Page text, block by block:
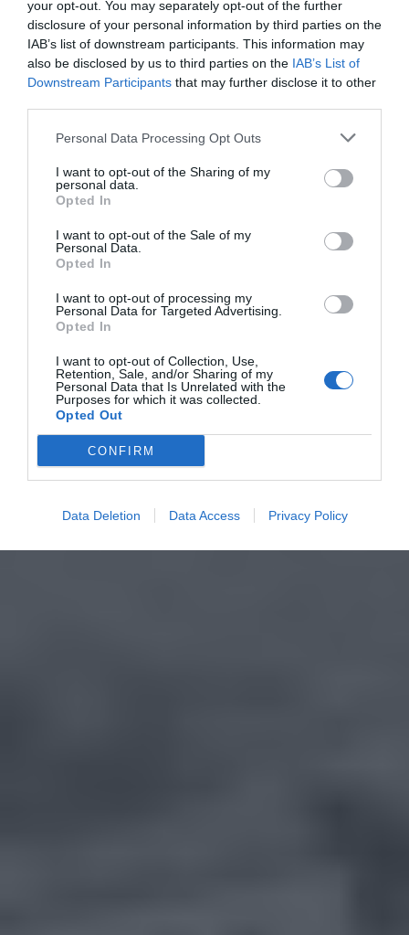
your opt-out. You may separately opt-out of the further
disclosure of your personal information by third parties on the
IAB’s list of downstream participants. This information may
also be disclosed by us to third parties on the IAB’s List of
Downstream Participants that may further disclose it to other
Personal Data Processing Opt Outs
I want to opt-out of the Sharing of my
personal data.
Opted In
I want to opt-out of the Sale of my
Personal Data.
Opted In
I want to opt-out of processing my
Personal Data for Targeted Advertising.
Opted In
I want to opt-out of Collection, Use,
Retention, Sale, and/or Sharing of my
Personal Data that Is Unrelated with the
Purposes for which it was collected.
Opted Out
CONFIRM
Data Deletion Data Access Privacy Policy